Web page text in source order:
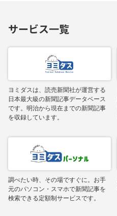
サービス一覧
ヨミダスは、読売新聞社が運営する
日本最大級の新聞記事データベース
です。明治から現在までの新聞記事
を収録しています。
調べたい時、その場ですぐに。お手
元のパソコン・スマホで新聞記事を
検索できる定額制サービスです。